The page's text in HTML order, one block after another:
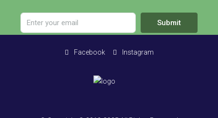
Submit
Facebook Instagram